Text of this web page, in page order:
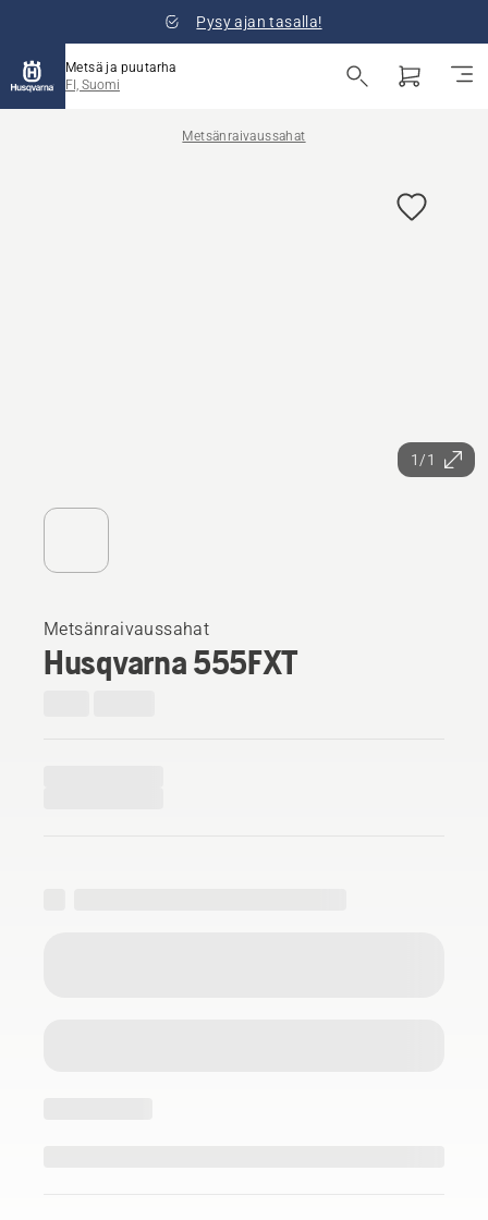
Pysy ajan tasalla!
Metsä ja puutarha
FI, Suomi
Metsänraivaussahat
1/1
Metsänraivaussahat
Husqvarna 555FXT